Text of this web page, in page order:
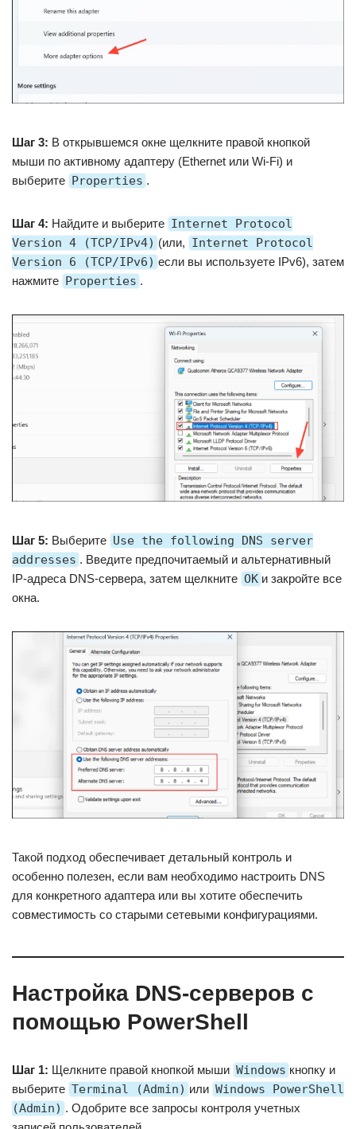
Шаг 3: В открывшемся окне щелкните правой кнопкой
мыши по активному адаптеру (Ethernet или Wi-Fi) и
выберите Properties .
Шаг 4: Найдите и выберите Internet Protocol
Version 4 (TCP/IPv4) (или, Internet Protocol
Version 6 (TCP/IPv6) если вы используете IPv6), затем
нажмите Properties .
Шаг 5: Выберите Use the following DNS server
addresses . Введите предпочитаемый и альтернативный
IP-адреса DNS-сервера, затем щелкните OK и закройте все
окна.
Такой подход обеспечивает детальный контроль и
особенно полезен, если вам необходимо настроить DNS
для конкретного адаптера или вы хотите обеспечить
совместимость со старыми сетевыми конфигурациями.
Настройка DNS-серверов с
помощью PowerShell
Шаг 1: Щелкните правой кнопкой мыши Windows кнопку и
выберите Terminal (Admin) или Windows PowerShell
(Admin) . Одобрите все запросы контроля учетных